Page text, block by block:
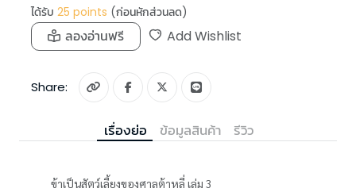
ได้รับ 25 points (ก่อนหักส่วนลด)
ลองอ่านฟรี Add Wishlist
Share:
เรื่องย่อ ข้อมูลสินค้า รีวิว
ข้าเป็นสัตว์เลี้ยงของศาลต้าหลี่ เล่ม 3